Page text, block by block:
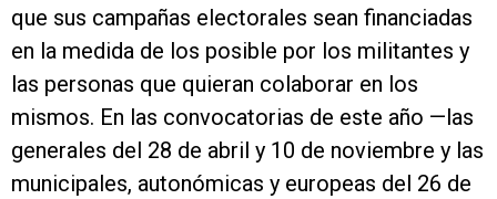
que sus campañas electorales sean financiadas
en la medida de los posible por los militantes y
las personas que quieran colaborar en los
mismos. En las convocatorias de este año —las
generales del 28 de abril y 10 de noviembre y las
municipales, autonómicas y europeas del 26 de